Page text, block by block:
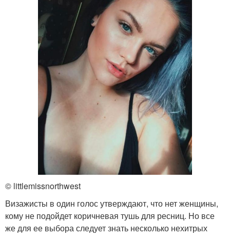
© littlemissnorthwest
Визажисты в один голос утверждают, что нет женщины,
кому не подойдет коричневая тушь для ресниц. Но все
же для ее выбора следует знать несколько нехитрых